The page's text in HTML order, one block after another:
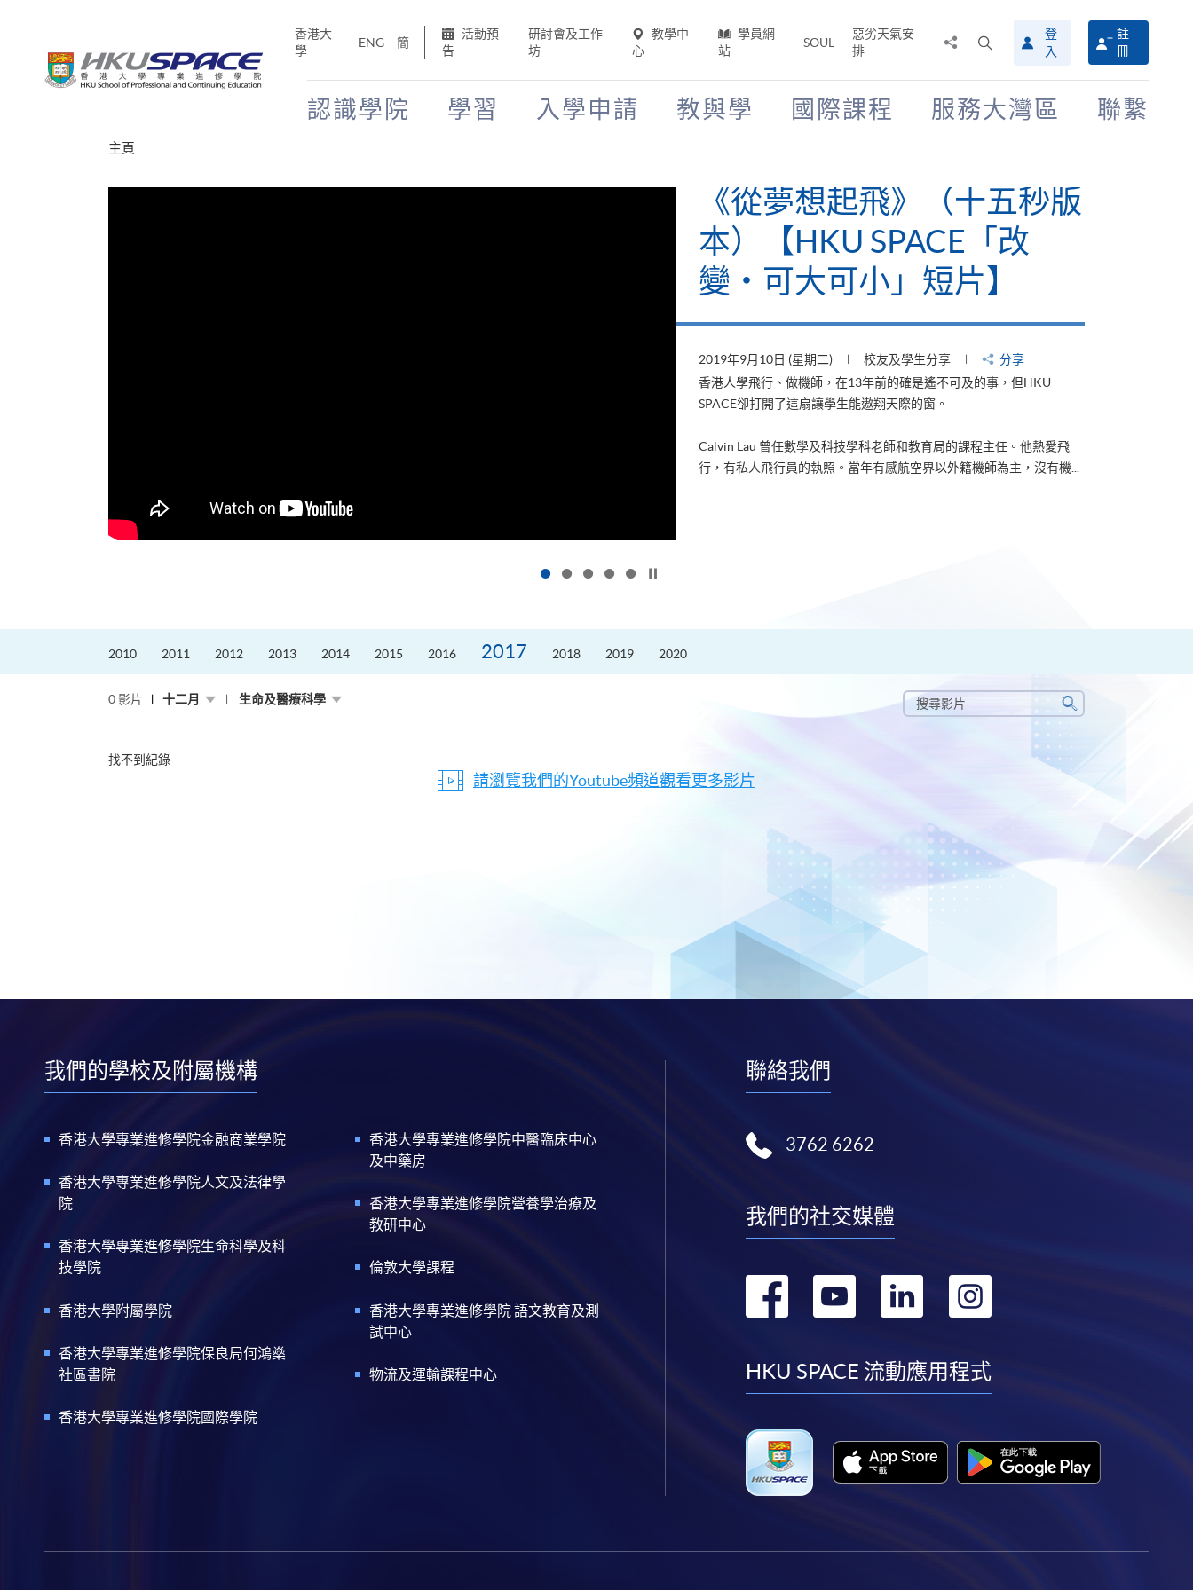
香港大
學
ENG 簡
活動預
告
研討會及工作
坊
教學中
心
學員網
站
SOUL
惡劣天氣安
排
搜
尋
介
登
入
註
冊
認識學院 學習 入學申請 教與學 國際課程 服務大灣區 聯繫
主頁
《從夢想起飛》（十五秒版
本）【HKU SPACE「改
變‧可大可小」短片】
2019年9月10日 (星期二) 校友及學生分享
分享
香港人學飛行、做機師，在13年前的確是遙不可及的事，但HKU
SPACE卻打開了這扇讓學生能遨翔天際的窗。
Calvin Lau 曾任數學及科技學科老師和教育局的課程主任。他熱愛飛
行，有私人飛行員的執照。當年有感航空界以外籍機師為主，沒有機...
2010 2011 2012 2013 2014 2015 2016 2017 2018 2019 2020
0 影片 十二月 生命及醫療科學
搜
尋
搜
尋
找不到紀錄
請瀏覽我們的Youtube頻道觀看更多影片
我們的學校及附屬機構
香港大學專業進修學院金融商業學院
香港大學專業進修學院人文及法律學
院
香港大學專業進修學院生命科學及科
技學院
香港大學附屬學院
香港大學專業進修學院保良局何鴻燊
社區書院
香港大學專業進修學院國際學院
香港大學專業進修學院中醫臨床中心
及中藥房
香港大學專業進修學院營養學治療及
教研中心
倫敦大學課程
香港大學專業進修學院 語文教育及測
試中心
物流及運輸課程中心
聯絡我們
3762 6262
我們的社交媒體
轉
facebook
轉
youtube
轉
linkedin
轉
instagram
HKU SPACE 流動應用程式